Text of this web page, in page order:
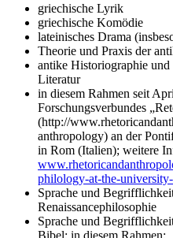
griechische Lyrik
griechische Komödie
lateinisches Drama
Theorie und Praxis der
antike Historiographie
Literatur
in diesem Rahmen seit
Forschungsverbundes
(http://
anthropology) an der
in Rom (Italien); weitere
philology-at-the-
Sprache und
Renaissancephilosophie
Sprache und
Bibel; in diesem Rahmen: